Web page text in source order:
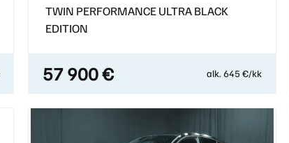
TWIN PERFORMANCE ULTRA BLACK
EDITION
57 900 € alk. 645 €/kk